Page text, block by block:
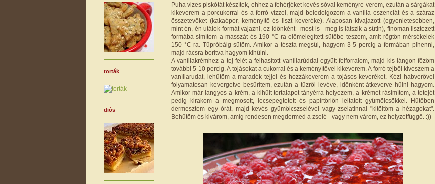
Puha vizes piskótát készítek, ehhez a fehérjéket kevés sóval keményre verem, ezután a sárgákat
kikeverem a porcukorral és a forró vízzel, majd beledolgozom a vanília eszenciát és a száraz
összetevőket (kakaópor, keményítő és liszt keveréke). Alaposan kivajazott (egyenletesebben,
mint én, én utálok formát vajazni, ez időnként - most is - meg is látszik a sütin), finoman lisztezett
formába simítom a masszát és 190 °C-ra előmelegített sütőbe teszem, amit rögtön mérsékelek
150 °C-ra. Tűpróbáig sütöm. Amikor a tészta megsül, hagyom 3-5 percig a formában pihenni,
majd rácsra borítva hagyom kihűlni.
A vaníliakrémhez a tej felét a felhasított vaníliarúddal együtt felforralom, majd kis lángon főzöm
további 5-10 percig. A tojásokat a cukorral és a keményítővel kikeverem. A forró tejből kiveszem a
vaníliarudat, lehűtöm a maradék tejjel és hozzákeverem a tojásos keveréket. Kézi habverővel
folyamatosan kevergetve besűrítem, ezután a tűzről levéve, időnként átkeverve hűlni hagyom.
Amikor már langyos a krém, a kihűlt tortalapot tányérra helyezem, a krémet rásimítom, a tetejét
pedig kirakom a megmosott, lecsepegtetett és papírtörlőn leitatott gyümölcsökkel. Hűtőben
dermesztem egy órát, majd kevés gyümölcszselével vagy zselatinnal "kitöltöm a hézagokat".
Behűtöm és kivárom, amíg rendesen megdermed a zselé - vagy nem várom, ez helyzetfüggő. :))
torták
diós